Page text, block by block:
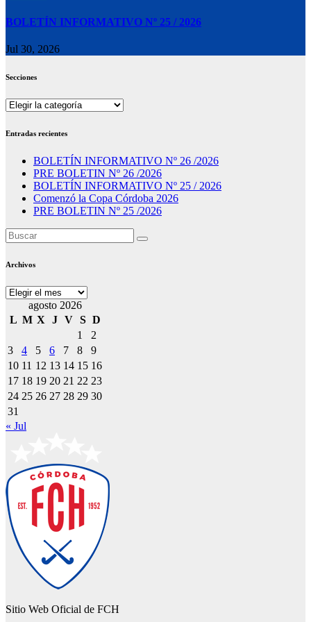
BOLETÍN INFORMATIVO Nº 25 / 2026
Jul 30, 2026
Secciones
Secciones
Entradas recientes
BOLETÍN INFORMATIVO Nº 26 /2026
PRE BOLETIN Nº 26 /2026
BOLETÍN INFORMATIVO Nº 25 / 2026
Comenzó la Copa Córdoba 2026
PRE BOLETIN Nº 25 /2026
Archivos
Archivos
agosto 2026
L M X J V S D
1
2
3
4 5 6 7 8
9
10 11 12 13 14 15 16
17 18 19 20 21 22 23
24 25 26 27 28 29 30
31
« Jul
Sitio Web Oficial de FCH